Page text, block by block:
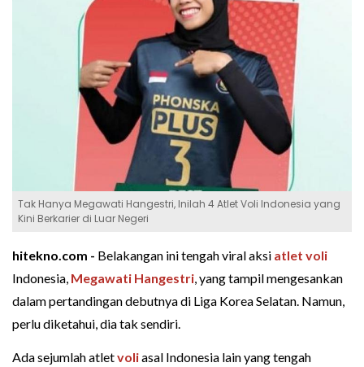
Tak Hanya Megawati Hangestri, Inilah 4 Atlet Voli Indonesia yang
Kini Berkarier di Luar Negeri
hitekno.com - Belakangan ini tengah viral aksi atlet voli
Indonesia, Megawati Hangestri, yang tampil mengesankan
dalam pertandingan debutnya di Liga Korea Selatan. Namun,
perlu diketahui, dia tak sendiri.
Ada sejumlah atletvoliasal Indonesia lain yang tengah